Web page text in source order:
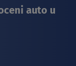
auto u